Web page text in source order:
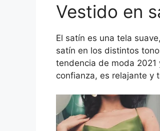
Vestido en
El satín es una tela
satín en los distintos
tendencia de moda 2021
confianza, es relajante y